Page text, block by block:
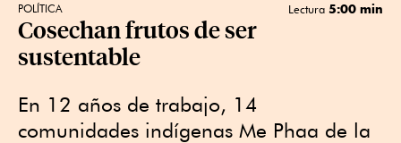
POLÍTICA Lectura 5:00 min
Cosechan frutos de ser
sustentable
En 12 años de trabajo, 14
comunidades indígenas Me Phaa de la